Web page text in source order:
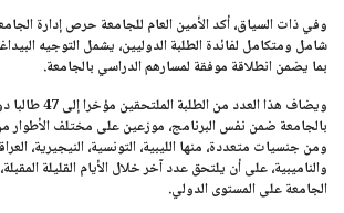
وفي ذات السياق، أكد الأمين العام للجامعة حرص إدارة
شامل ومتكامل لفائدة الطلبة الدوليين، يشمل التوجيه
بما يضمن انطلاقة موفقة لمسارهم الدراسي بالجامعة.
ويضاف هذا العدد من الطلبة الملتحقين مؤخرا إلى
بالجامعة ضمن نفس البرنامج، موزعين على مختلف الأطوار من
ومن جنسيات متعددة، منها الليبية، التونسية، النيجيرية،
والناميبية، على أن يلتحق عدد آخر خلال الأيام القليلة
الجامعة على المستوى الدولي.